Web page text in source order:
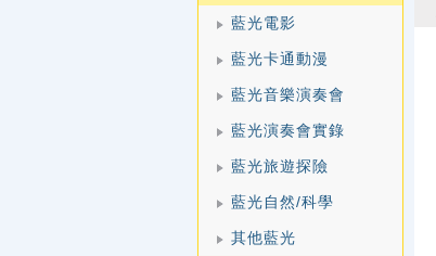
藍光電影
藍光卡通動漫
藍光音樂演奏會
藍光演奏會實錄
藍光旅遊探險
藍光自然/科學
其他藍光